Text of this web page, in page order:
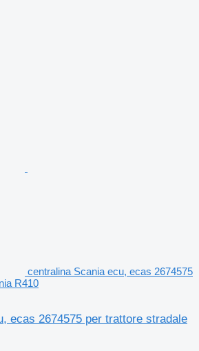
centralina Scania ecu, ecas 2674575
R410
ecas 2674575 per trattore stradale